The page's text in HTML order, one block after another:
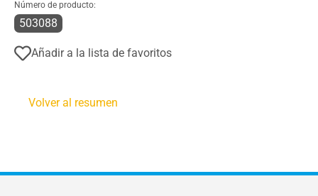
Número de producto:
503088
Añadir a la lista de favoritos
Volver al resumen